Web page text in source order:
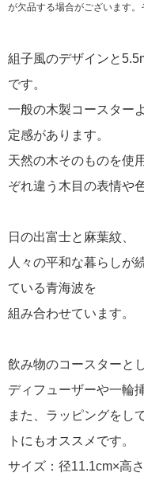
が欠品する場合がございます。
組子風のデザインと
です。
一般の木製コースター
定感があります。
天然の木そのものを使
ぞれ違う木目の表情や
日の出富士と麻葉紋、
人々の平和な暮らしが
ている青海波を
組み合わせています。
飲み物のコースターと
ディフューザーや一輪
また、ラッピングをし
トにもオススメです。
サイズ：径11.1cm×高